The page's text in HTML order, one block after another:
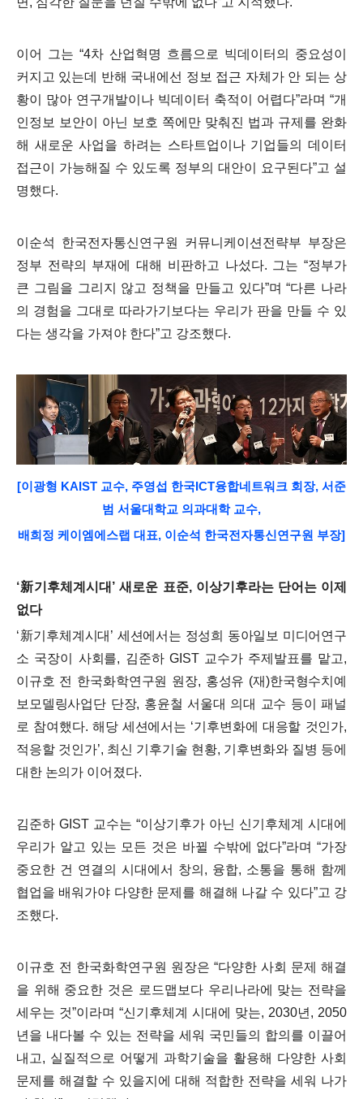
이어 그는 “4차 산업혁명 흐름으로 빅데이터의 중요성이
커지고 있는데 반해 국내에선 정보 접근 자체가 안 되는 상
황이 많아 연구개발이나 빅데이터 축적이 어렵다”라며 “개
인정보 보안이 아닌 보호 쪽에만 맞춰진 법과 규제를 완화
해 새로운 사업을 하려는 스타트업이나 기업들의 데이터
접근이 가능해질 수 있도록 정부의 대안이 요구된다”고 설
명했다.
이순석 한국전자통신연구원 커뮤니케이션전략부 부장은
정부 전략의 부재에 대해 비판하고 나섰다. 그는“정부가
큰 그림을 그리지 않고 정책을 만들고 있다”며“다른 나라
의 경험을 그대로 따라가기보다는 우리가 판을 만들 수 있
다는 생각을 가져야 한다”고 강조했다.
[이광형 KAIST 교수, 주영섭 한국ICT융합네트워크 회장, 서준
범 서울대학교 의과대학 교수,
배희정 케이엠에스랩 대표, 이순석 한국전자통신연구원 부장]
‘新기후체계시대 ’새로운 표준, 이상기후라는 단어는 이제
없다
‘新기후체계시대 ’ 세션에서는 정성희 동아일보 미디어연구
소 국장이 사회를, 김준하GIST 교수가 주제발표를 맡고,
이규호 전 한국화학연구원 원장, 홍성유 (재 )한국형수치예
보모델링사업단 단장, 홍윤철 서울대 의대 교수 등이 패널
로 참여했다. 해당 세션에서는 ‘기후변화에 대응할 것인가,
적응할 것인가’, 최신 기후기술 현황, 기후변화와 질병 등에
대한 논의가 이어졌다.
김준하 GIST 교수는 “이상기후가 아닌 신기후체계 시대에
우리가 알고 있는 모든 것은 바뀔 수밖에 없다”라며 “가장
중요한 건 연결의 시대에서 창의 , 융합, 소통을 통해 함께
협업을 배워가야 다양한 문제를 해결해 나갈 수 있다”고 강
조했다.
이규호 전 한국화학연구원 원장은 “다양한 사회 문제 해결
을 위해 중요한 것은 로드맵보다 우리나라에 맞는 전략을
세우는 것”이라며 “신기후체계 시대에 맞는, 2030년, 2050
년을 내다볼 수 있는 전략을 세워 국민들의 합의를 이끌어
내고, 실질적으로 어떻게 과학기술을 활용해 다양한 사회
문제를 해결할 수 있을지에 대해 적합한 전략을 세워 나가